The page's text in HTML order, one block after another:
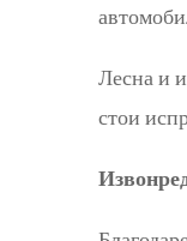
Лесна и
стои